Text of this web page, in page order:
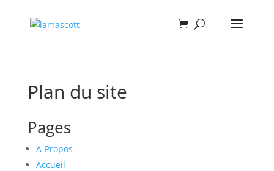
Plan du site
Pages
A-Propos
Accueil